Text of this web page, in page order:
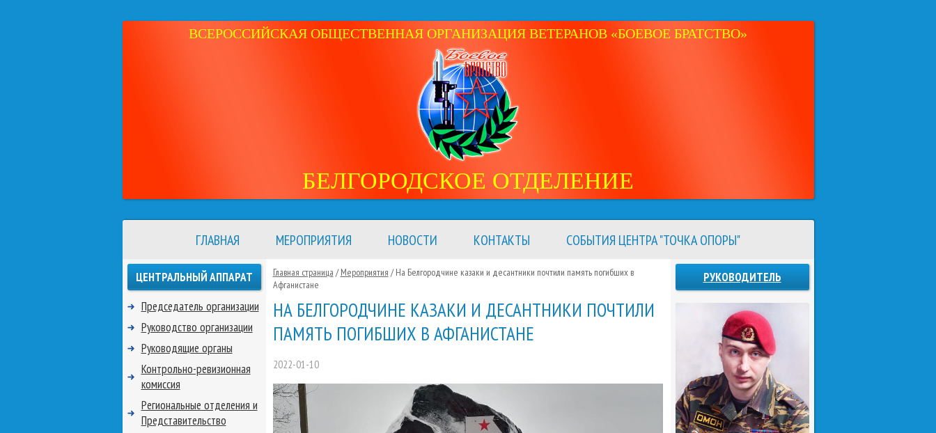
ВСЕРОССИЙСКАЯ ОБЩЕСТВЕННАЯ ОРГАНИЗАЦИЯ ВЕТЕРАНОВ «БОЕВОЕ БРАТСТВО»
БЕЛГОРОДСКОЕ ОТДЕЛЕНИЕ
ГЛАВНАЯ МЕРОПРИЯТИЯ НОВОСТИ КОНТАКТЫ СОБЫТИЯ ЦЕНТРА "ТОЧКА ОПОРЫ"
Главная страница /Мероприятия /На Белгородчине казаки и десантники почтили память погибших в
Афганистане
НА БЕЛГОРОДЧИНЕ КАЗАКИ И ДЕСАНТНИКИ ПОЧТИЛИ
ПАМЯТЬ ПОГИБШИХ В АФГАНИСТАНЕ
2022-01-10
ЦЕНТРАЛЬНЫЙ АППАРАТ
Председатель организации
Руководство организации
Руководящие органы
Контрольно-ревизионная
комиссия
Региональные отделения и
Представительство
РУКОВОДИТЕЛЬ